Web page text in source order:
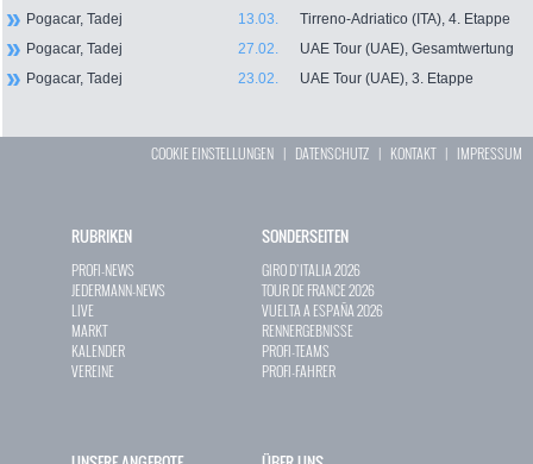
Pogacar, Tadej
Tirreno-Adriatico (ITA), 4. Etappe
13.03.
Pogacar, Tadej
UAE Tour (UAE), Gesamtwertung
27.02.
Pogacar, Tadej
UAE Tour (UAE), 3. Etappe
23.02.
COOKIE EINSTELLUNGEN | DATENSCHUTZ | KONTAKT| IMPRESSUM
RUBRIKEN
PROFI-NEWS
JEDERMANN-NEWS
LIVE
MARKT
KALENDER
VEREINE
SONDERSEITEN
GIRO D`ITALIA 2026
TOUR DE FRANCE 2026
VUELTA A ESPAÑA 2026
RENNERGEBNISSE
PROFI-TEAMS
PROFI-FAHRER